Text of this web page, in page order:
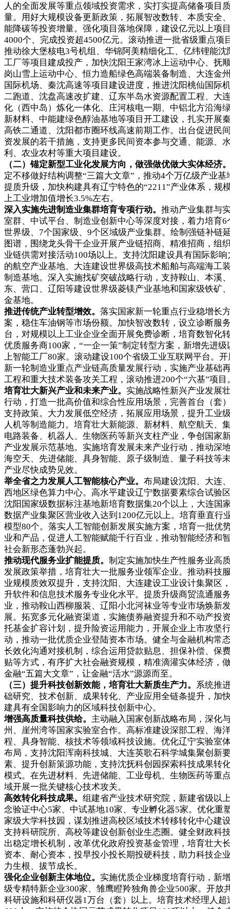
人的全面发展等重点领域投资需求，实打实提高储备项目
量。用好大规模设备更新政策，拓展智改数转、本质安全
能降碳等投资增量。强化项目落地保障，建设亿元以上项
4000个、完成投资超4500亿元。滚动推进一批省级重点项
推动徐大堡核电3号机组、华锦阿美精细化工、亿纬锂能沈
工厂等项目建成投产，加快沈阳王家湾冰上运动中心、抚
岗山雪上运动中心、恒力造船绿色高端装备制造、大连金
国际机场、秦沈高速等项目建设进度，推进沈阳桃仙国际
二跑道、沈盘高速改扩建、辽东半岛水资源配置工程、大
化（西中岛）炼化一体化、庄河核电一期、中铝北方沿海
新材料、中能建绿色醇油基地等项目开工建设，扎实开展
高铁二通道、沈阳都市圈环线高速前期工作。出台促进民
资发展的若干措施，支持更多民间资本参与交通、能源、
利、农业农村等重大项目建设。
（二）锚定新型工业化发展方向，做强做优做大实体经济
定不移做好结构调整“三篇大文章”，推动4个万亿级产业基
提质升级，加快构建具有辽宁特色的“2211”产业体系，规
上工业增加值增长3.5%左右。
深入实施先进制造业集群培育专项行动。 推动产业集群与
室群、中试平台、制造业创新中心等深度对接，着力培育6
世界级、7个国家级、9个区域级产业集群。绘制强链补链
图谱，围绕龙头骨干企业开展产业链招商、精准招商，组
业链供需对接活动100场以上。支持沈阳建设具有国际影响
的航空产业基地、大连建设世界级高技术船舶与高端海工
制造基地。深入实施找矿突破战略行动，支持鞍山、本溪
东、营口、辽阳等建设世界级菱镁产业基地和国家级铁矿
金基地。
推进传统产业转型增效。 落实国家新一轮重点行业稳增长
案，稳住车油钢等市场份额。加快智改数转，设立诊断服
台，对规模以上工业企业全面开展免费诊断，培育数智化
优质服务商100家，“一企一策”制定转型方案，新增先进级
上智能工厂80家。滚动建设100个省级工业互联网平台。开
新一轮制造业重点产业链高质量发展行动，实施产业基础
工程和重大技术装备攻关工程，滚动推进200个“六基”项目
培育壮大新兴产业和未来产业。 实施战略性新兴产业发展
行动，打造一批高价值和综合性应用场景，完善首台（套
支持政策。大力发展低空经济，拓展应用场景，提升工业
人机等制造能力。培育壮大新能源、新材料、航空航天、
电路装备、机器人、生物医药等新兴支柱产业，争创国家
产业发展示范基地。实施培育发展未来产业行动，推动深
海空天、先进储能、具身智能、原子级制造、量子科技等
产业尽快成势见效。
举全省之力发展人工智能核心产业。 布局建设沈阳、大连
西地区绿色算力中心。高水平建设辽宁数据要素综合试验
沈阳国家级数据标注基地新培育数据集20个以上，大连国
数据产业集聚区营业收入达到1200亿元以上。培育垂直行
模型80个。落实人工智能创新发展实施方案，培育一批优
业和产品，促进人工智能赋能千行百业，推动智能经济和
社会新形态蓬勃兴起。
推动现代服务业扩能提质。 制定实施加快生产性服务业高
发展政策举措，培育壮大一批服务业领军企业。推动科技
业规模质效双提升，支持沈阳、大连建设工业设计集聚区
升软件和信息技术服务专业化水平。提质升级商贸流通服
业，推动鞍山西柳服装、辽阳小北河袜业等专业市场焕新
展。拓宽多元化融资渠道，实施债券融资提升和不动产投
托基金扩容计划，提升险资运用能力，开展企业上市攻坚
动，推动一批优质企业登陆资本市场。健全与金融机构常
长效化沟通对接机制，综合运用贷款贴息、担保补偿、保
贴等方式，有序扩大社会融资规模，精准滴灌实体经济，
金融“五篇大文章”，让金融“活水”源源而至。
（三）提升科技创新效能，培育壮大新质生产力。 系统推
础研究、技术创新、成果转化、产业应用全链条提升，加
建具有全国影响力的区域科技创新中心。
增强高质量科技供给。 主动融入国家创新战略布局，深化
州、崖州湾等国家实验室合作。高标准建设深部工程、海
程、具身智能、核技术等领域科技设施。优化辽宁实验室
布局，支持沈阳浑南科技城、大连英歌石科学城集聚创新
素、提升创新策源功能，支持沈抚科创园探索科技成果转
模式。在先进材料、先进储能、工业母机、生物医药等重
域开展一批关键核心技术攻关。
高效转化科技成果。 组建省产业技术研究院，新建省级以
念验证中心5家、中试基地10家、专业孵化器5家。优化重
家级大学科技园，谋划推进高校区域技术转移转化中心建
支持科研院所、高校等建设创新创业生态圈。健全财政科
出稳定增长机制，改革优化政府投资基金管理，培育壮大
资本、耐心资本，投早投小投长期投硬科技，助力科技企
力生根、拔节成长。
强化企业创新主体地位。 实施优质企业梯度培育行动，新
级专精特新企业300家、雏鹰瞪羚独角兽企业500家。开放
科研设施和科研仪器1万台（套）以上。培育技术经理人超